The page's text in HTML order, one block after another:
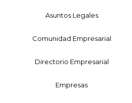
Asuntos Legales
Comunidad Empresarial
Directorio Empresarial
Empresas